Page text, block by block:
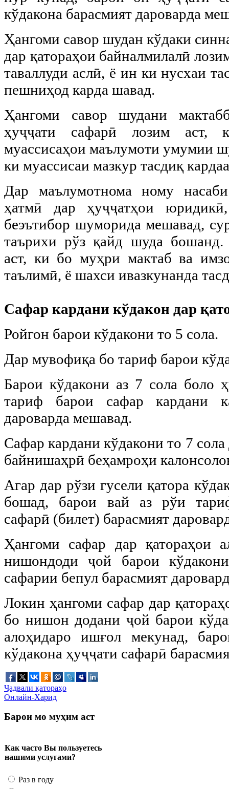
кўдакона барасмият дароварда
Ҳангоми савор шудан кўдаки
дар қатораҳои байналмилалӣ
таваллуди аслӣ, ё ин ки нусхаи
пешниҳод карда шавад.
Ҳангоми савор шудани
ҳуҷҷати сафарӣ лозим аст,
муассисаҳои маълумоти умумии
ки муассисаи мазкур тасдиқ
Дар маълумотнома ному
ҳатмӣ дар ҳуҷҷатҳои
беэътибор шуморида мешавад,
таърихи рўз қайд шуда
аст, ки бо муҳри мактаб ва
таълимӣ, ё шахси ивазкунанда
Сафар кардани кўдакон дар
Ройгон барои кўдакони то 5 сола.
Дар мувофиқа бо тариф барои
Барои кўдакони аз 7 сола боло
тариф барои сафар кардани
дароварда мешавад.
Сафар кардани кўдакони то 7 сола
байнишаҳрӣ беҳамроҳи
Агар дар рўзи гусели қатора
бошад, барои вай аз рўи
сафарӣ (билет) барасмият
Ҳангоми сафар дар қатораҳои
нишондоди ҷой барои
сафарии бепул барасмият
Локин ҳангоми сафар дар
бо нишон додани ҷой барои
алоҳидаро ишғол мекунад,
кўдакона ҳуҷҷати сафарӣ
Ҷадвали қатораҳо
Онлайн-Харид
Барои мо муҳим аст
Как часто Вы пользуетесь
нашими услугами?
Раз в году